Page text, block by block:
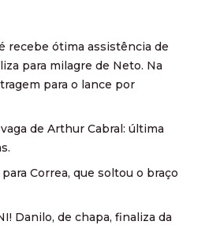
recebe ótima assistência de
para milagre de Neto. Na
para o lance por
de Arthur Cabral: última
Correa, que soltou o braço
Danilo, de chapa, finaliza da